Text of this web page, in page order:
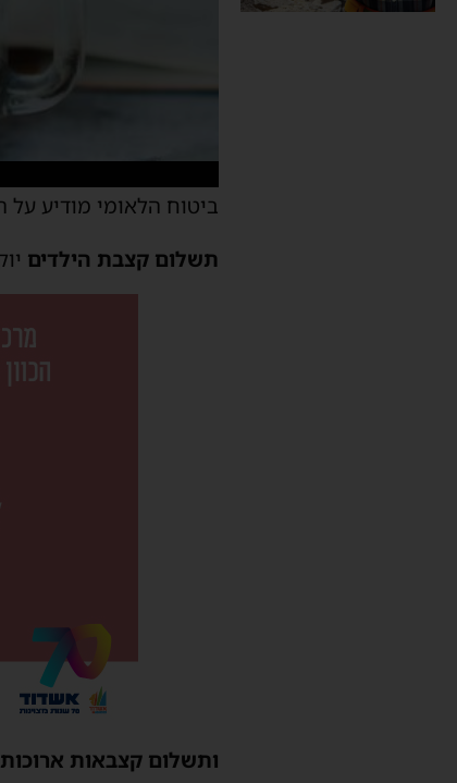
ביטוח הלאומי מודיע
תשלום קצבת הילדים
ותשלום קצבאות ארוכות